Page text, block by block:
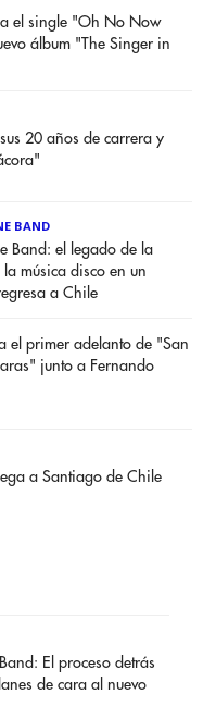
el single "Oh No Now
álbum "The Singer in
20 años de carrera y
BAND
Band: el legado de la
música disco en un
a Chile
el primer adelanto de "San
junto a Fernando
a Santiago de Chile
El proceso detrás
de cara al nuevo